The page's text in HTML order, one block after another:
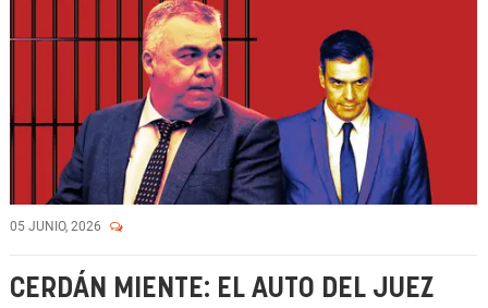
05 JUNIO, 2026
CERDÁN MIENTE: EL AUTO DEL JUEZ